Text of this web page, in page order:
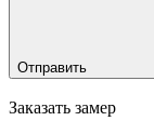
Отправить
Заказать замер